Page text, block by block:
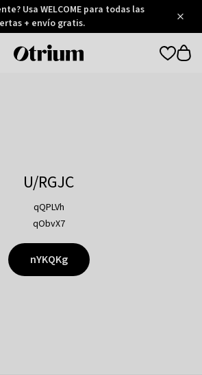
Usa WELCOME para todas las
+ envío gratis.
Otrium
U/RGJC
qQPLVh
qObvX7
nYKQKg